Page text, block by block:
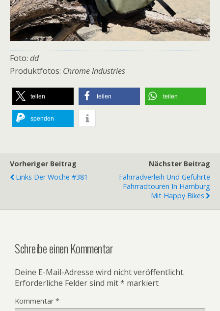
Foto: dd
Produktfotos: Chrome Industries
teilen teilen teilen
spenden
Vorheriger Beitrag
Links Der Woche #381
Nächster Beitrag
Fahrradverleih Und Geführte
Fahrradtouren In Hamburg
Mit Happy Bikes
Schreibe einen Kommentar
Deine E-Mail-Adresse wird nicht veröffentlicht.
Erforderliche Felder sind mit* markiert
Kommentar*